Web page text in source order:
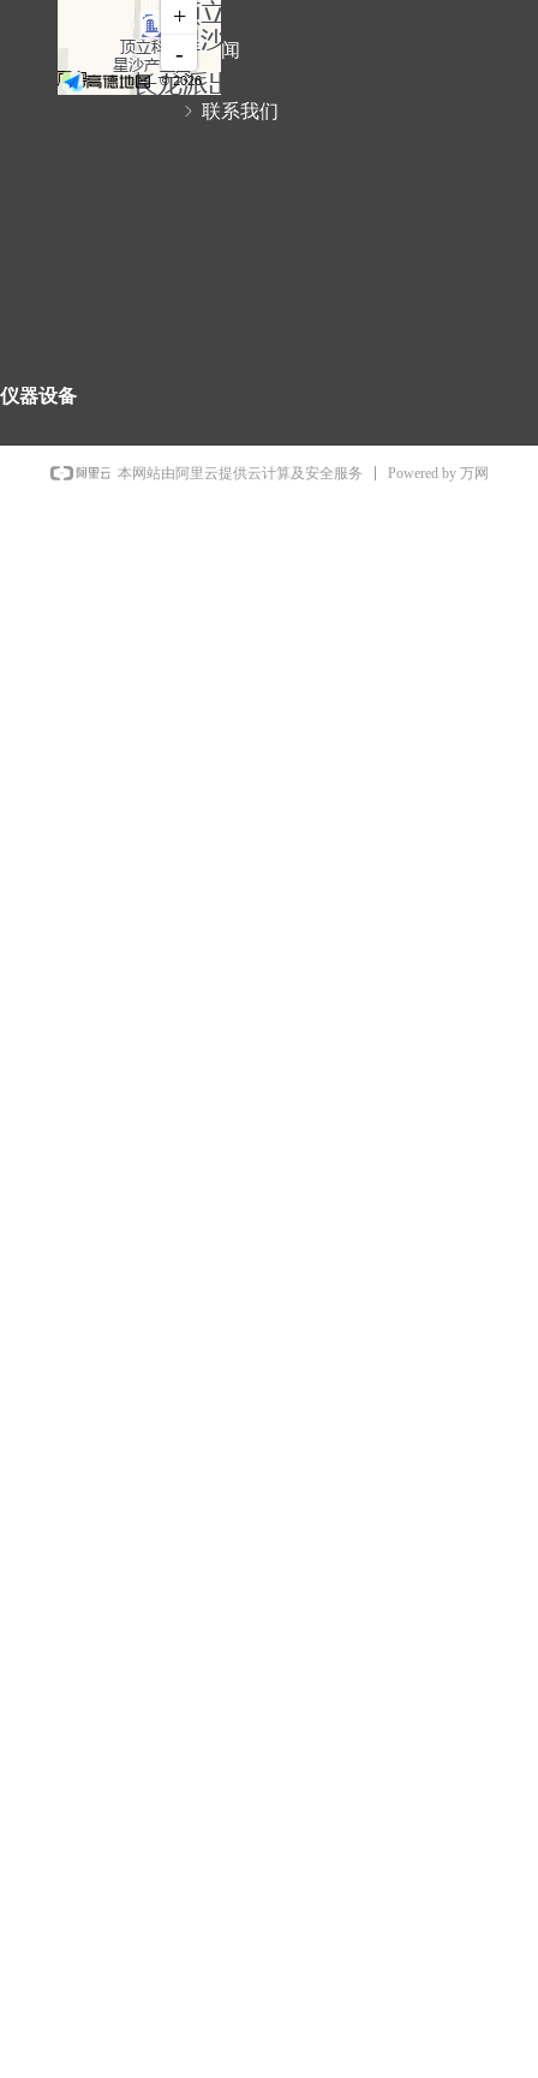
ꁇ 新闻
ꁇ 联系我们
仪器设备
本网站由阿里云提供云计算及安全服务 Powered by 万网